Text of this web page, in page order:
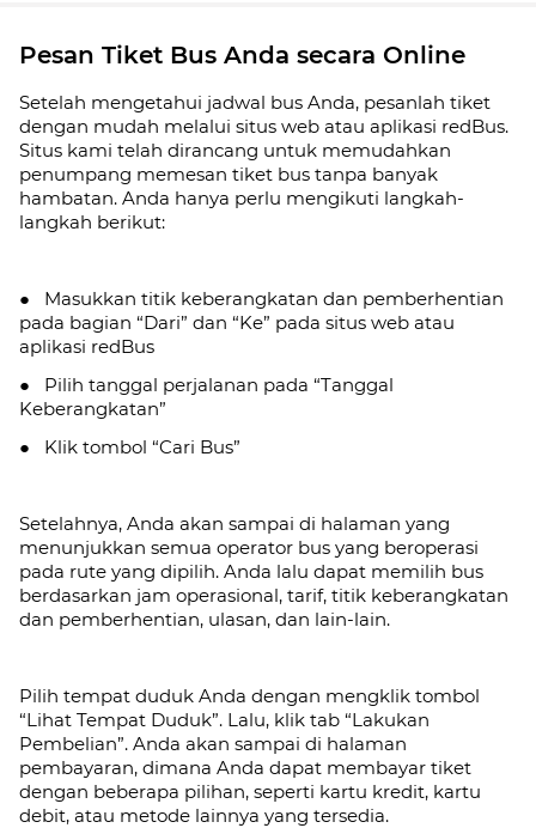
Pesan Tiket Bus Anda secara Online
Setelah mengetahui jadwal bus Anda, pesanlah tiket
dengan mudah melalui situs web atau aplikasi redBus.
Situs kami telah dirancang untuk memudahkan
penumpang memesan tiket bus tanpa banyak
hambatan. Anda hanya perlu mengikuti langkah-
langkah berikut:
● Masukkan titik keberangkatan dan pemberhentian
pada bagian “Dari” dan “Ke” pada situs web atau
aplikasi redBus
● Pilih tanggal perjalanan pada “Tanggal
Keberangkatan”
● Klik tombol “Cari Bus”
Setelahnya, Anda akan sampai di halaman yang
menunjukkan semua operator bus yang beroperasi
pada rute yang dipilih. Anda lalu dapat memilih bus
berdasarkan jam operasional, tarif, titik keberangkatan
dan pemberhentian, ulasan, dan lain-lain.
Pilih tempat duduk Anda dengan mengklik tombol
“Lihat Tempat Duduk”. Lalu, klik tab “Lakukan
Pembelian”. Anda akan sampai di halaman
pembayaran, dimana Anda dapat membayar tiket
dengan beberapa pilihan, seperti kartu kredit, kartu
debit, atau metode lainnya yang tersedia.